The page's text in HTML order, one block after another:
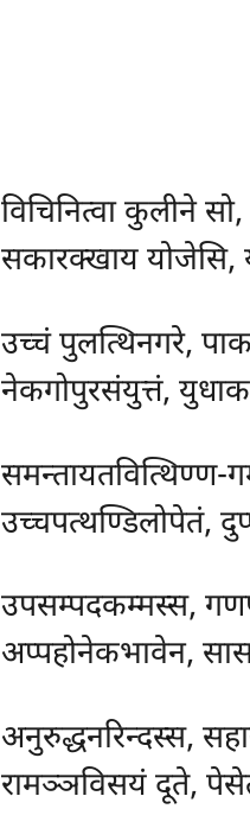
विचिनित्वा कुलीने
सकारक्खाय योजेसि,
उच्चं पुलत्थिनगरे,
नेकगोपुरसंयुत्तं,
समन्तायतवित्थिण्ण-
उच्चपत्थण्डिलोपेतं,
उपसम्पदकम्मस्स,
अप्पहोनेकभावेन,
अनुरुद्धनरिन्दस्स,
रामञ्ञविसयं दूते,